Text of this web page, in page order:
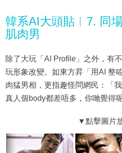
韓系AI大頭貼︳7. 同
肌肉男
除了大玩「AI Profile」之外，有
玩形象改變。如東方昇「用AI 整
肉猛男相，更指趣怪問網民：「
真人個body都差唔多，你哋覺得呢